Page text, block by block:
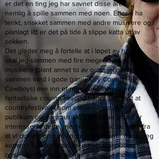
er det en ting jeg har savnet disse årene,
nemlig å spille sammen med noen. Etter å ha
tenkt, snakket sammen med andre musikere og
planlagt litt er det på tide å slippe katta ut av
sekken.
Det gleder meg å fortelle at i løpet av høsten
skal jeg sammen med fire meget dyktige
musikere (blant annet to av gutta jeg spilte
sammen med i gode gamle Dry County
Cowboys) øve inn et repertoar med noen
fantastiske countrylåter. Vi håper selvsagt at
countryfestivaler som ønsker å servere
publikum countrymusikk, og ikke alt annet er
interessert i dette, men en skal ikke se bort ifra
at vi dukker opp på andre tilstelninger også. Jeg
kommer til å fortsette med trubadurjobbingen
også, men kanskje er neste gang vi møtes